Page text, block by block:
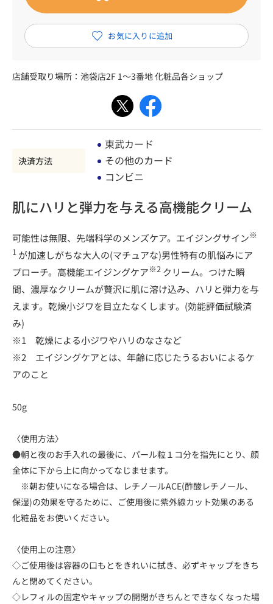
店舗受取り場所： 池袋店2F 1～3番地 化粧品各ショップ
決済方法
東武カード
その他のカード
コンビニ
肌にハリと弾力を与える高機能クリーム
可能性は無限、先端科学のメンズケア。エイジングサイン※
1 が加速しがちな大人の(マチュアな)男性特有の肌悩みにア
プローチ。高機能エイジングケア※2 クリーム。つけた瞬
間、濃厚なクリームが贅沢に肌に溶け込み、ハリと弾力を与
えます。乾燥小ジワを目立たなくします。(効能評価試験済
み)
※1 乾燥による小ジワやハリのなさなど
※2 エイジングケアとは、年齢に応じたうるおいによるケ
アのこと
50g
〈使用方法〉
●朝と夜のお手入れの最後に、パール粒１コ分を指先にとり、顔
全体に下から上に向かってなじませます。
※朝お使いになる場合は、レチノールACE(酢酸レチノール、
保湿)の効果を守るために、ご使用後に紫外線カット効果のある
化粧品をお使いください。
〈使用上の注意〉
◇ご使用後は容器の口もとをきれいに拭き、必ずキャップをきち
んと閉めてください。
◇レフィルの固定やキャップの開閉がきちんとできなくなった場